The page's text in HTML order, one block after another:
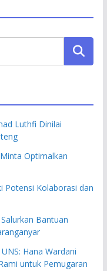
Luthfi Dinilai
Optimalkan
Potensi Kolaborasi dan
Bantuan
Hana Wardani
untuk Pemugaran